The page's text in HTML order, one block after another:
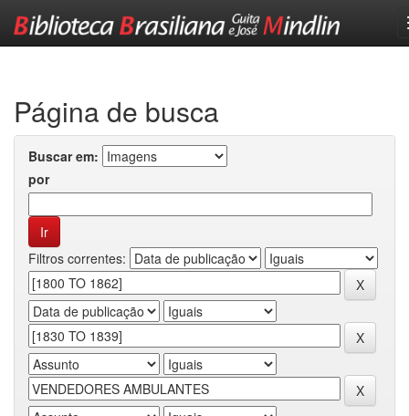
Página de busca
Buscar em:
por
Filtros correntes: